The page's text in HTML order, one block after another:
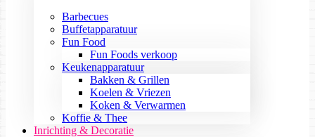
Barbecues
Buffetapparatuur
Fun Food
Fun Foods verkoop
Keukenapparatuur
Bakken & Grillen
Koelen & Vriezen
Koken & Verwarmen
Koffie & Thee
Inrichting & Decoratie